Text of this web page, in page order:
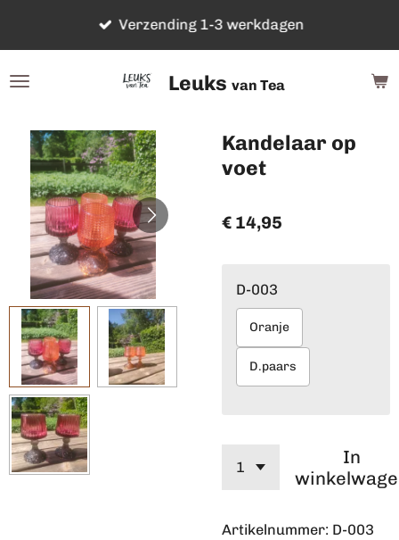
de
Leuks van Tea
Verzending 1-3 werkdagen
Kandelaar op
voet
€ 14,95
D-003
Oranje
D.paars
In
Artikelnummer: D-003